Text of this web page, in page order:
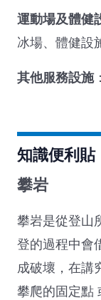
運動場及體健
冰場、體健設
其他服務設施
知識便利貼
攀岩
攀岩是從登山
登的過程中會
成破壞，在講
攀爬的固定點